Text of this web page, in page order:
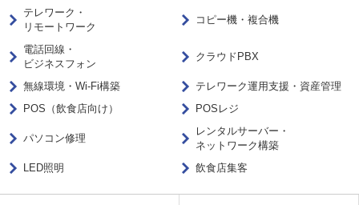
テレワーク・
リモートワーク
コピー機・複合機
電話回線・
ビジネスフォン
クラウドPBX
無線環境・Wi-Fi構築
テレワーク運用支援・資産管理
POS（飲食店向け）
POSレジ
パソコン修理
レンタルサーバー・
ネットワーク構築
LED照明
飲食店集客